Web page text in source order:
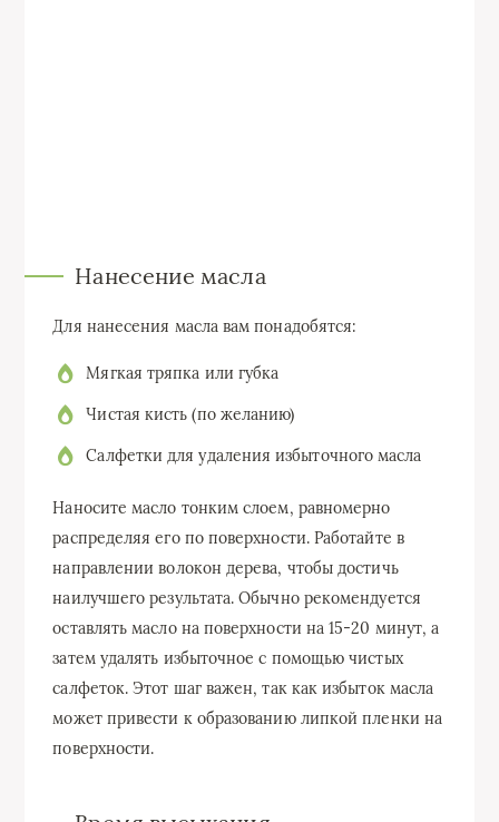
Нанесение масла
Для нанесения масла вам понадобятся:
Мягкая тряпка или губка
Чистая кисть (по желанию)
Салфетки для удаления избыточного масла
Наносите масло тонким слоем, равномерно
распределяя его по поверхности. Работайте в
направлении волокон дерева, чтобы достичь
наилучшего результата. Обычно рекомендуется
оставлять масло на поверхности на 15-20 минут, а
затем удалять избыточное с помощью чистых
салфеток. Этот шаг важен, так как избыток масла
может привести к образованию липкой пленки на
поверхности.